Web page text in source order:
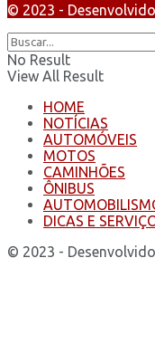
© 2023 -
No Result
View All Result
HOME
NOTÍCIAS
AUTOMÓVEIS
MOTOS
CAMINHÕES
ÔNIBUS
DICAS E
© 2023 -